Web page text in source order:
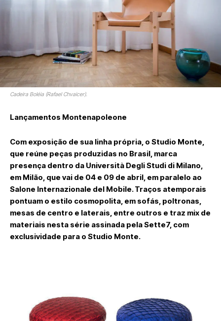
Cadeira Boléia (Rafael Chvaicer).
Lançamentos Montenapoleone
Com exposição de sua linha própria, o Studio Monte,
que reúne peças produzidas no Brasil, marca
presença dentro da Università Degli Studi di Milano,
em Milão, que vai de 04 e 09 de abril, em paralelo ao
Salone Internazionale del Mobile. Traços atemporais
pontuam o estilo cosmopolita, em sofás, poltronas,
mesas de centro e laterais, entre outros e traz mix de
materiais nesta série assinada pela Sette7, com
exclusividade para o Studio Monte.